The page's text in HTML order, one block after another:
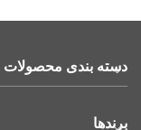
دسته بندی محصولات
برندها